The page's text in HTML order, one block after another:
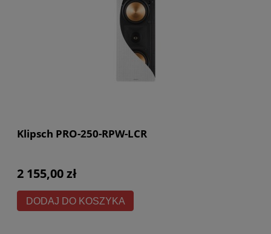
Klipsch PRO-250-RPW-LCR
2 155,00 zł
DODAJ DO KOSZYKA